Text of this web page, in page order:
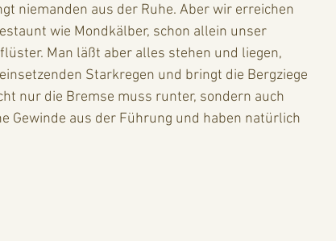
niemanden aus der Ruhe. Aber wir erreichen
wie Mondkälber, schon allein unser
Man läßt aber alles stehen und liegen,
Starkregen und bringt die Bergziege
nur die Bremse muss runter, sondern auch
Gewinde aus der Führung und haben natürlich